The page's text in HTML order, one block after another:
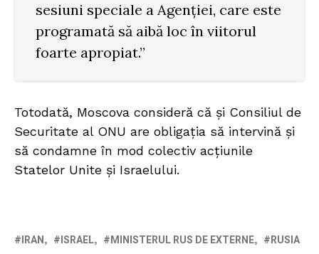
sesiuni speciale a Agenției, care este
programată să aibă loc în viitorul
foarte apropiat.”
Totodată, Moscova consideră că și Consiliul de
Securitate al ONU are obligația să intervină și
să condamne în mod colectiv acțiunile
Statelor Unite și Israelului.
IRAN ISRAEL MINISTERUL RUS DE EXTERNE RUSIA